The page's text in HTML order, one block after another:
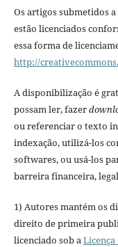
Os artigos submetidos
estão licenciados
essa forma de
http://
A disponibilização é
possam ler, fazer
ou referenciar o texto
indexação, utilizá-los
softwares, ou usá-los
barreira financeira,
1) Autores mantém os
direito de primeira
licenciado sob a